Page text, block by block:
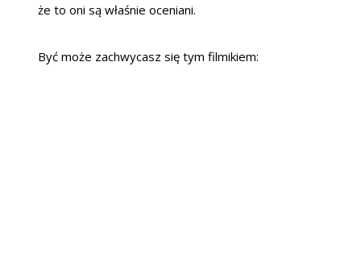
że to oni są właśnie oceniani.
Być może zachwycasz się tym filmikiem: